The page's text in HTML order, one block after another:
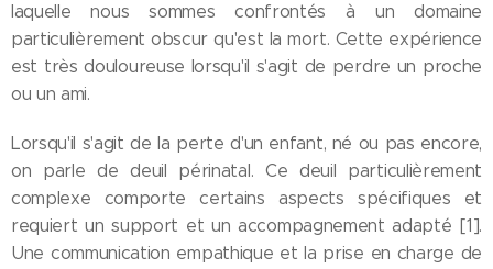
laquelle nous sommes confrontés à un domaine
particulièrement obscur qu'est la mort. Cette expérience
est très douloureuse lorsqu'il s'agit de perdre un proche
ou un ami.
Lorsqu'il s'agit de la perte d'un enfant, né ou pas encore,
on parle de deuil périnatal. Ce deuil particulièrement
complexe comporte certains aspects spécifiques et
requiert un support et un accompagnement adapté [1].
Une communication empathique et la prise en charge de